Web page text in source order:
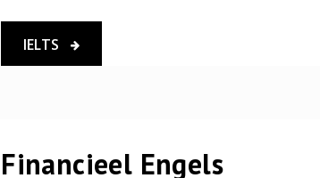
IELTS
Financieel Engels